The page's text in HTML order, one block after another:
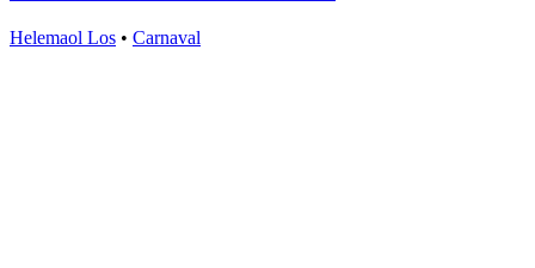
Helemaol Los • Carnaval